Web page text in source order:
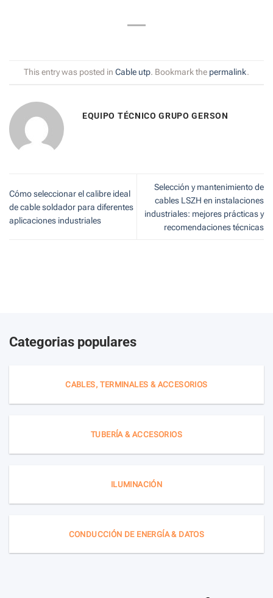
This entry was posted in Cable utp. Bookmark the permalink.
EQUIPO TÉCNICO GRUPO GERSON
Cómo seleccionar el calibre ideal
de cable soldador para diferentes
aplicaciones industriales
Selección y mantenimiento de
cables LSZH en instalaciones
industriales: mejores prácticas y
recomendaciones técnicas
Categorias populares
CABLES, TERMINALES & ACCESORIOS
TUBERÍA & ACCESORIOS
ILUMINACIÓN
CONDUCCIÓN DE ENERGÍA & DATOS